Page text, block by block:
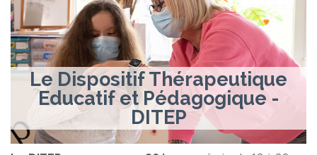
Le Dispositif Thérapeutique
Educatif et Pédagogique -
DITEP